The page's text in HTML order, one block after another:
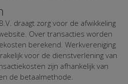
draagt zorg voor de afwikkeling
Over transacties worden
berekend. Werkvereniging
voor de dienstverlening van
zijn afhankelijk van
de betaalmethode.